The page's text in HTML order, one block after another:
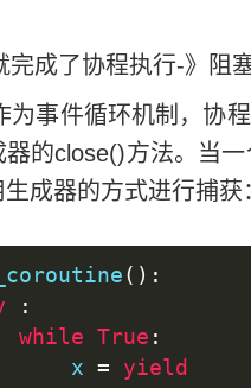
成了协程执行-》阻
事件循环机制，协
器的close()方法。当
成器的方式进行捕获
():
:
while True :
x
=
yield